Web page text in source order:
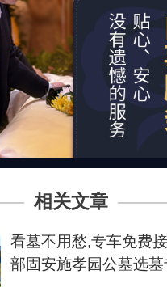
相关文章
看墓不用愁,专车免费
部固安施孝园公墓选